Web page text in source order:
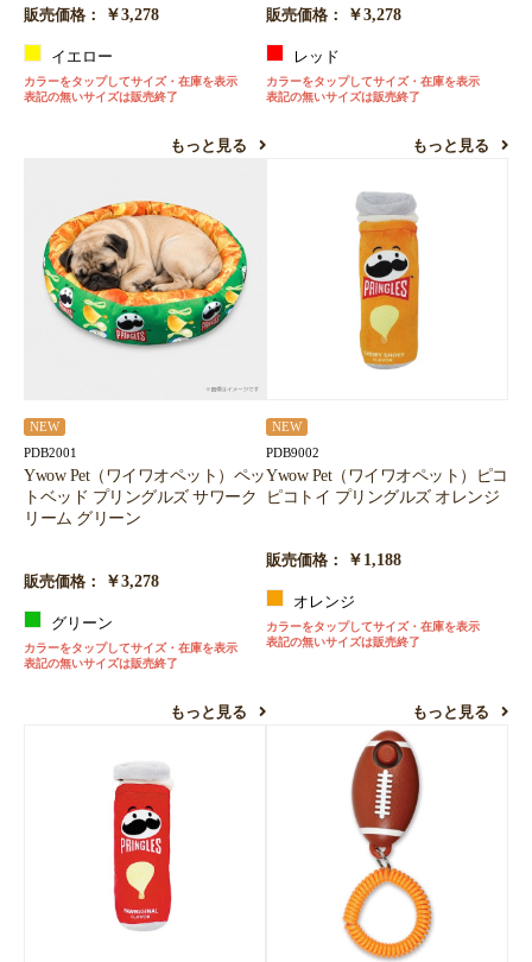
販売価格： ￥3,278
イエロー
カラーをタップしてサイズ・在庫を表示
表記の無いサイズは販売終了
もっと見る
販売価格： ￥3,278
レッド
カラーをタップしてサイズ・在庫を表示
表記の無いサイズは販売終了
もっと見る
NEW
PDB2001
Ywow Pet（ワイワオペット）ペッ
トベッド プリングルズ サワーク
リーム グリーン
販売価格： ￥3,278
グリーン
カラーをタップしてサイズ・在庫を表示
表記の無いサイズは販売終了
もっと見る
NEW
PDB9002
Ywow Pet（ワイワオペット）ピコ
ピコトイ プリングルズ オレンジ
販売価格： ￥1,188
オレンジ
カラーをタップしてサイズ・在庫を表示
表記の無いサイズは販売終了
もっと見る